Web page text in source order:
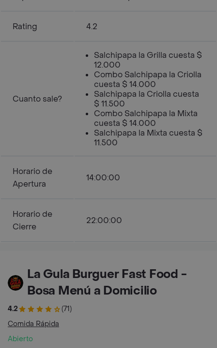
Rating 4.2
Cuanto sale?
Salchipapa la Grilla cuesta $
12.000
Combo Salchipapa la Criolla
cuesta $ 14.000
Salchipapa la Criolla cuesta
$ 11.500
Combo Salchipapa la Mixta
cuesta $ 14.000
Salchipapa la Mixta cuesta $
11.500
Horario de
Apertura
14:00:00
Horario de
Cierre
22:00:00
La Gula Burguer Fast Food -
Bosa Menú a Domicilio
4.2
(71)
Comida Rápida
Abierto